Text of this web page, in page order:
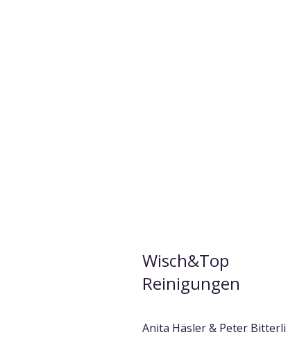
Wisch&Top
Reinigungen
Anita Häsler & Peter Bitterli